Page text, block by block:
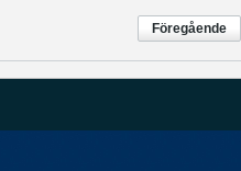
Föregående